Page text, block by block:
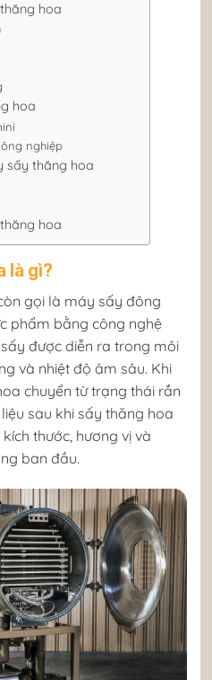
hoa
hoa
nghiệp
sấy thăng hoa
hoa
là gì?
gọi là máy sấy đông
phẩm bằng công nghệ
được diễn ra trong môi
và nhiệt độ âm sâu. Khi
chuyển từ trạng thái rắn
sau khi sấy thăng hoa
thước, hương vị và
ban đầu.